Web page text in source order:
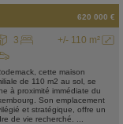
620 000 €
+/- 110 m²
3
cette maison
de 110 m2 au sol, se
à proximité immédiate du
Son emplacement
et stratégique, offre un
de vie recherché. ...